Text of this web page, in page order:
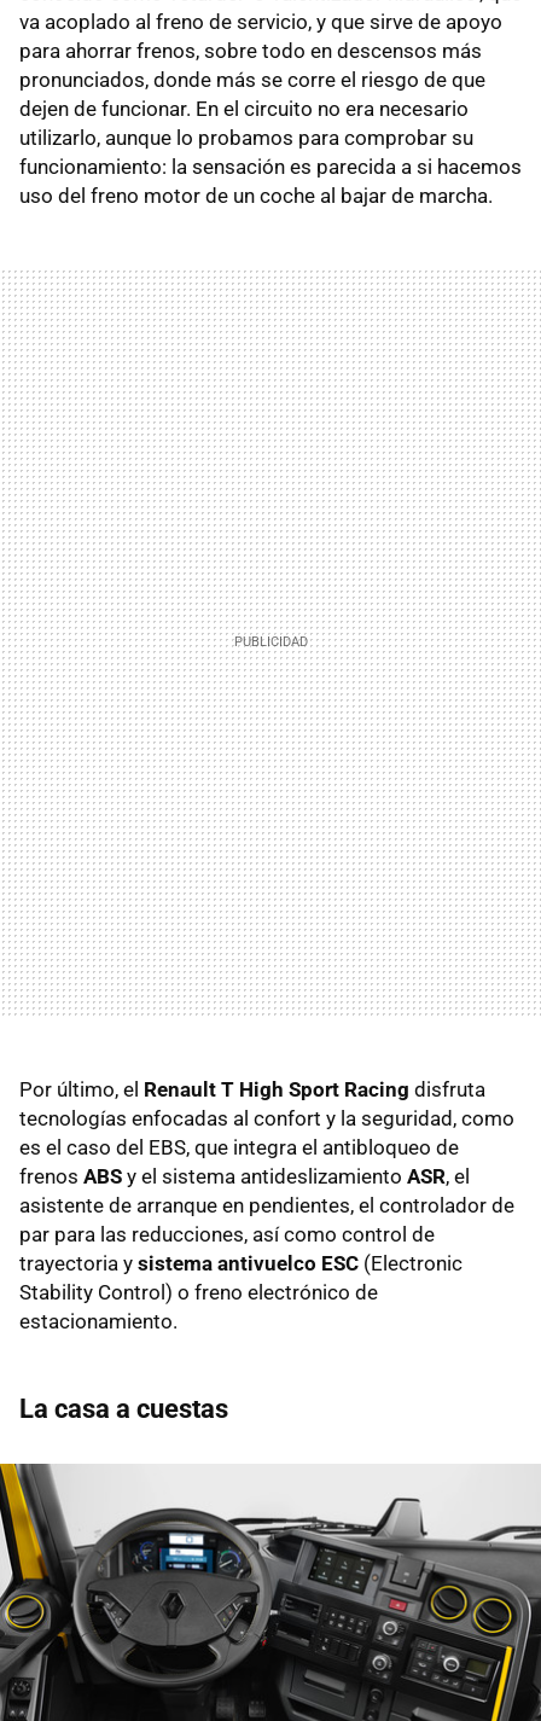
va acoplado al freno de servicio, y que sirve de apoyo
para ahorrar frenos, sobre todo en descensos más
pronunciados, donde más se corre el riesgo de que
dejen de funcionar. En el circuito no era necesario
utilizarlo, aunque lo probamos para comprobar su
funcionamiento: la sensación es parecida a si hacemos
uso del freno motor de un coche al bajar de marcha.
Por último, el Renault T High Sport Racing disfruta
tecnologías enfocadas al confort y la seguridad, como
es el caso del EBS, que integra el antibloqueo de
frenos ABS y el sistema antideslizamiento ASR, el
asistente de arranque en pendientes, el controlador de
par para las reducciones, así como control de
trayectoria y sistema antivuelco ESC (Electronic
Stability Control) o freno electrónico de
estacionamiento.
La casa a cuestas